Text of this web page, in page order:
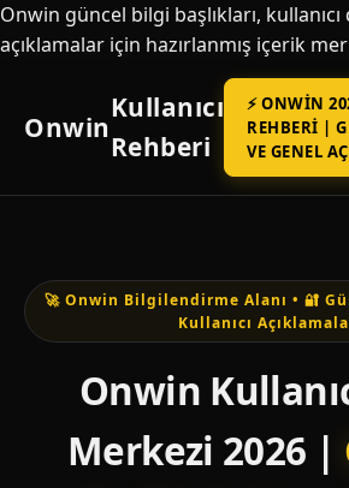
Onwin güncel bilgi başlıkları,
açıklamalar için hazırlanmış içerik
Onwin
Kullanıcı
Rehberi
⚡ ONWIN
REHBERI |
VE GENEL
🚀 Onwin Bilgilendirme Alanı • 🔐
Kullanıcı
Onwin
Merkezi 2026 |